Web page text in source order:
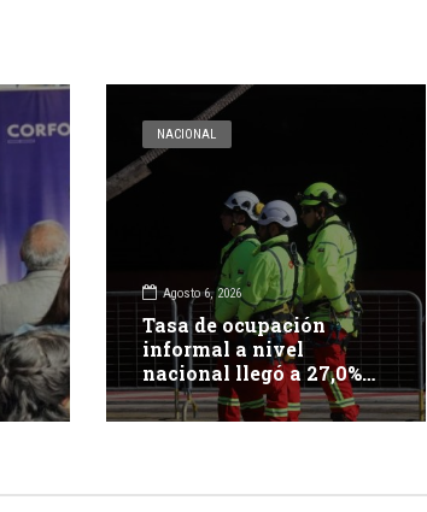
NACIONAL
Agosto 6, 2026
Tasa de ocupación
informal a nivel
nacional llegó a 27,0%
en el trimestre abril –
junio de 2026